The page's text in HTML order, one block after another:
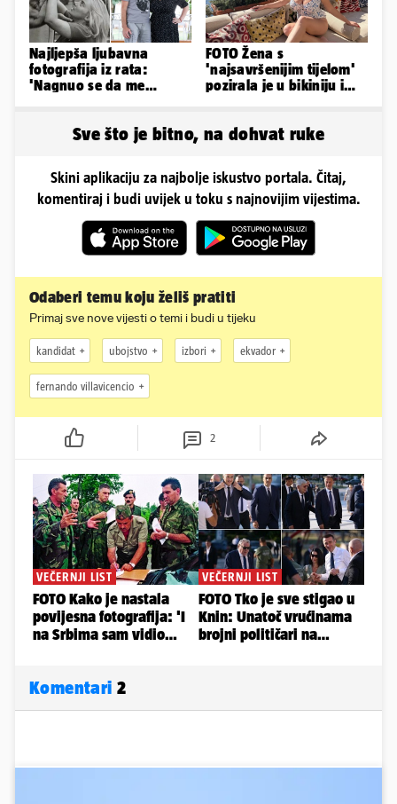
Najljepša ljubavna
fotografija iz rata:
'Nagnuo se da me
FOTO Žena s
'najsavršenijim tijelom'
pozirala je u bikiniju i
Sve što je bitno, na dohvat ruke
Skini aplikaciju za najbolje iskustvo portala. Čitaj,
komentiraj i budi uvijek u toku s najnovijim vijestima.
Odaberi temu koju želiš pratiti
Primaj sve nove vijesti o temi i budi u tijeku
kandidat ubojstvo izbori ekvador
fernando villavicencio
2
Komentari 2